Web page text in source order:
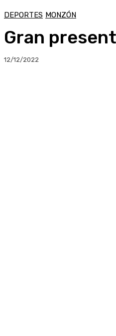
DEPORTES MONZÓN
Gran
12/12/2022